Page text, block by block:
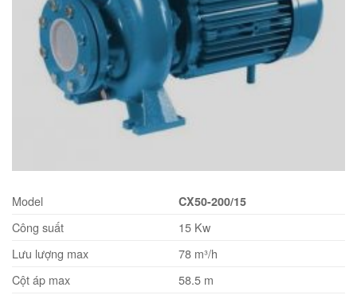
Model CX50-200/15
Công suất
15 Kw
Lưu lượng max
78 m³/h
Cột áp max
58.5 m